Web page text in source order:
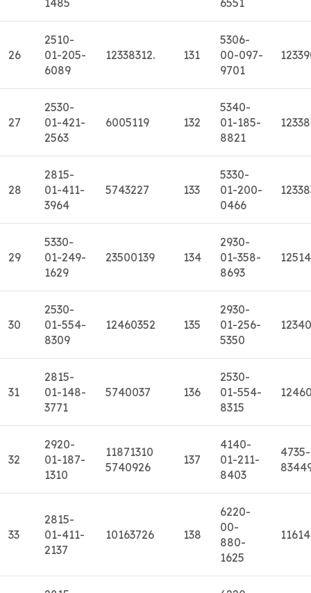
26
2510-
01-205-
6089
12338312. 131
5306-
00-097-
9701
27
2530-
01-421-
2563
6005119 132
5340-
01-185-
8821
28
2815-
01-411-
3964
5743227 133
5330-
01-200-
0466
29
5330-
01-249-
1629
23500139 134
2930-
01-358-
8693
30
2530-
01-554-
8309
12460352 135
2930-
01-256-
5350
31
2815-
01-148-
3771
5740037 136
2530-
01-554-
8315
32
2920-
01-187-
1310
11871310
5740926
137
4140-
01-211-
8403
4735-
33
2815-
01-411-
2137
10163726 138
6220-
00-
880-
1625